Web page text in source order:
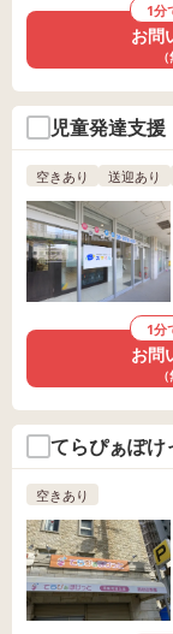
1分
お問
児童発達支
空きあり 送迎あり
1分
お問
てらぴぁぽけ
空きあり